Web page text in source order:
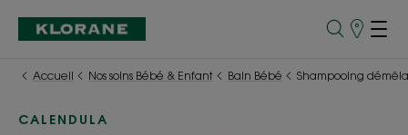
Points
Accueil
Nos soins Bébé & Enfant Bain Bébé Shampooing
CALENDULA